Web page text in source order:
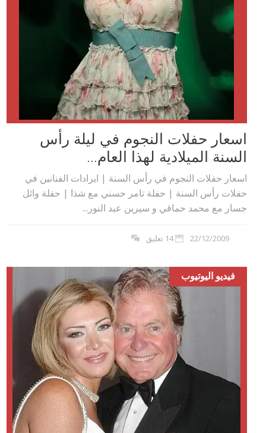
اسعار حفلات النجوم في ليلة رأس
السنة الميلادية لهذا العام...
اسعار حفلات النجوم في رأس السنة | ايرادات الفنانين في
حفلات رأس السنة | حفلة تامر حسني مع شذا | حفلة وائل
جسار مع محمد حماقي و سيرين عبد النور...
22/12/2009 14 تعليق
فيديو اليوتيوب